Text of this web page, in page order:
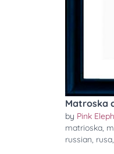
Matroska
by Pink
matrioska,
russian, rusa,